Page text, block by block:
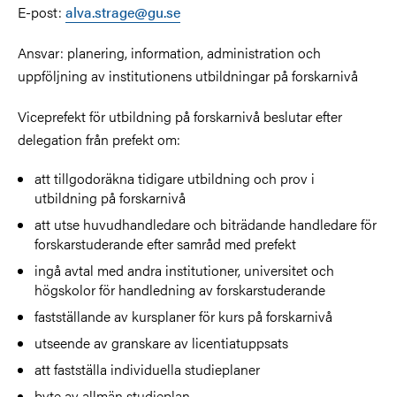
E-post: alva.strage@gu.se
Ansvar: planering, information, administration och
uppföljning av institutionens utbildningar på forskarnivå
Viceprefekt för utbildning på forskarnivå beslutar efter
delegation från prefekt om:
att tillgodoräkna tidigare utbildning och prov i
utbildning på forskarnivå
att utse huvudhandledare och biträdande handledare för
forskarstuderande efter samråd med prefekt
ingå avtal med andra institutioner, universitet och
högskolor för handledning av forskarstuderande
fastställande av kursplaner för kurs på forskarnivå
utseende av granskare av licentiatuppsats
att fastställa individuella studieplaner